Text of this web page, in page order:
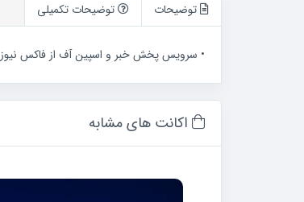
توضیحات توضیحات تکمیلی
• سرویس پخش خبر و اسپین آف از فاکس نیوز
اکانت های مشابه